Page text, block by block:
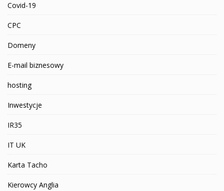
Covid-19
CPC
Domeny
E-mail biznesowy
hosting
Inwestycje
IR35
IT UK
Karta Tacho
Kierowcy Anglia